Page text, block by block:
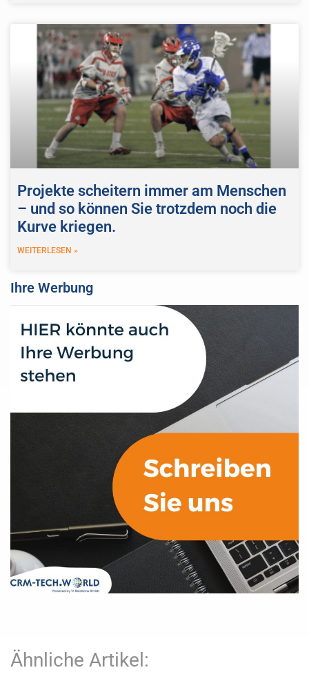
Projekte scheitern immer am Menschen
– und so können Sie trotzdem noch die
Kurve kriegen.
WEITERLESEN »
Ihre Werbung
Ähnliche Artikel: